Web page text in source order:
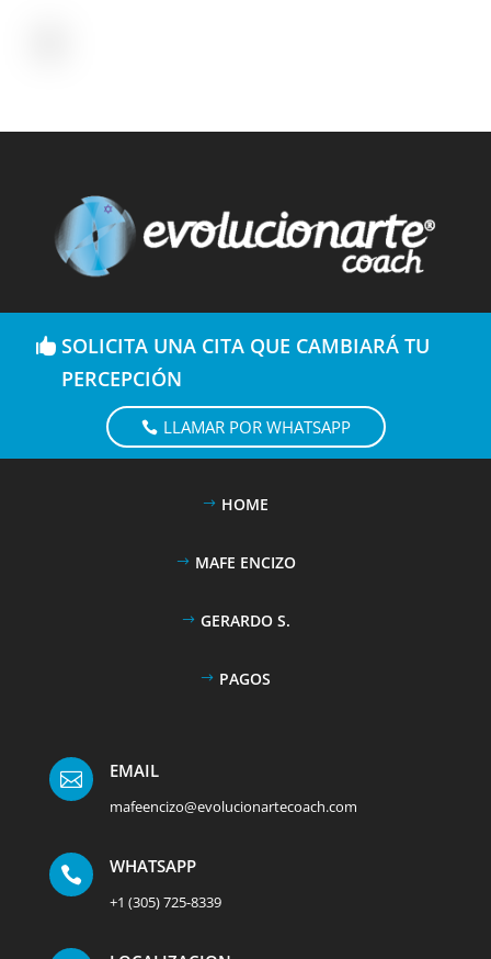
SOLICITA UNA CITA QUE CAMBIARÁ TU
PERCEPCIÓN
LLAMAR POR WHATSAPP
HOME
MAFE ENCIZO
GERARDO S.
PAGOS
 EMAIL
mafeencizo@evolucionartecoach.com
 WHATSAPP
+1 (305) 725-8339